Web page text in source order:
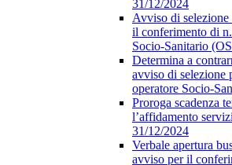
31/12/2024
Avviso di selezione
il conferimento di
Socio-Sanitario
Determina a
avviso di selezione
operatore Socio-
Proroga scadenza
l’affidamento
31/12/2024
Verbale apertura
avviso per il